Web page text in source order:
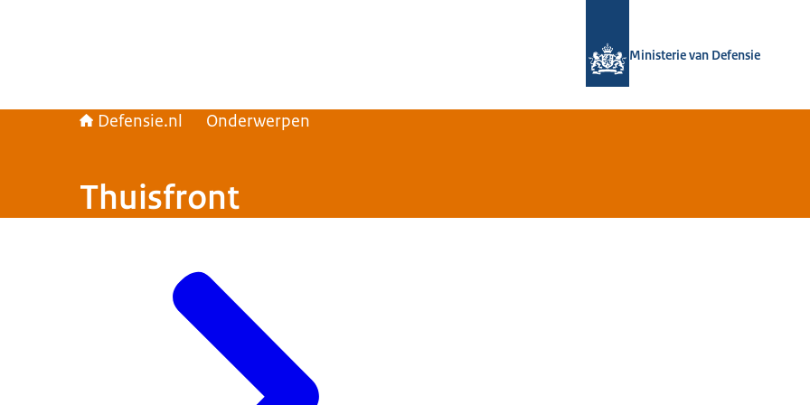
Ministerie van Defensie
Defensie.nl Onderwerpen
Thuisfront